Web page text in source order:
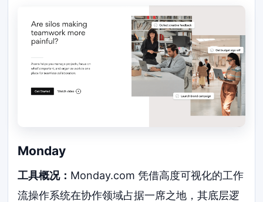
Monday
工具概况： Monday.com 凭借高度可视化的工作
流操作系统在协作领域占据一席之地，其底层逻